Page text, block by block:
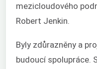
mezicloudového
Robert Jenkin.
Byly zdůrazněny a
budoucí spolupráce.